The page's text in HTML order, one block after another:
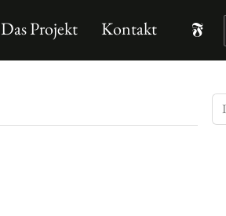
Das Projekt Kontakt